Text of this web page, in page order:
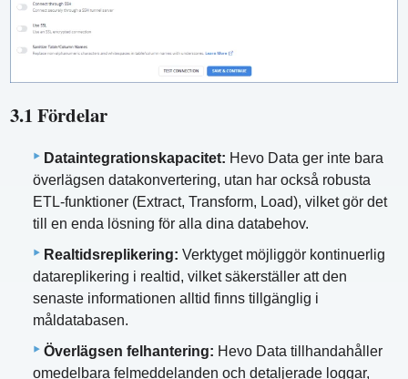
3.1 Fördelar
Dataintegrationskapacitet: Hevo Data ger inte bara
överlägsen datakonvertering, utan har också robusta
ETL-funktioner (Extract, Transform, Load), vilket gör det
till en enda lösning för alla dina databehov.
Realtidsreplikering: Verktyget möjliggör kontinuerlig
datareplikering i realtid, vilket säkerställer att den
senaste informationen alltid finns tillgänglig i
måldatabasen.
Överlägsen felhantering: Hevo Data tillhandahåller
omedelbara felmeddelanden och detaljerade loggar,